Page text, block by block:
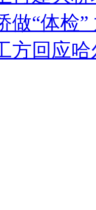
正做“体检
方回应